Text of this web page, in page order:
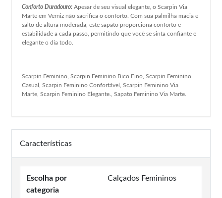
Conforto Duradouro: Apesar de seu visual elegante, o Scarpin Via
Marte em Verniz não sacrifica o conforto. Com sua palmilha macia e
salto de altura moderada, este sapato proporciona conforto e
estabilidade a cada passo, permitindo que você se sinta confiante e
elegante o dia todo.
Scarpin Feminino, Scarpin Feminino Bico Fino, Scarpin Feminino
Casual, Scarpin Feminino Confortável, Scarpin Feminino Via
Marte, Scarpin Feminino Elegante., Sapato Feminino Via Marte.
Características
Escolha por
categoria
Calçados Femininos